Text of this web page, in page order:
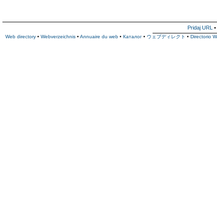
Pridaj URL •
Web directory • Webverzeichnis • Annuaire du web • Каталог • ウェブディレクト • Directorio